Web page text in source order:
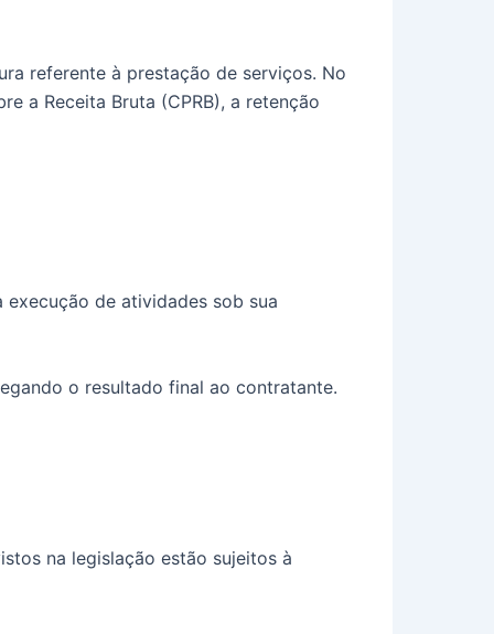
referente à prestação de serviços. No
a Receita Bruta (CPRB), a retenção
de atividades sob sua
o resultado final ao contratante.
na legislação estão sujeitos à